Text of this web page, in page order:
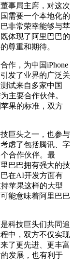
事局主席，对这次
需要一个本地化的
非常荣幸能够与苹
体现了阿里巴巴的
尊重和期待。
，为中国iPhone
发了业界的广泛关
试来自多家中国
主要合作伙伴。
果的标准，双方
巨头之一，也参与
虑了包括腾讯、字
合作伙伴。最
巴巴拥有强大的技
在AI开发方面有
苹果这样的大型
能意味着阿里巴巴
科技巨头们共同追
中，双方不仅实现
了更先进、更丰富
发展，也有利于